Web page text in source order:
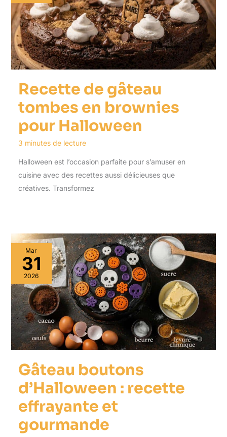
Recette de gâteau
tombes en brownies
pour Halloween
3 minutes de lecture
Halloween est l’occasion parfaite pour s’amuser en
cuisine avec des recettes aussi délicieuses que
créatives. Transformez
Mar
31
2026
Gâteau boutons
d’Halloween : recette
effrayante et
gourmande